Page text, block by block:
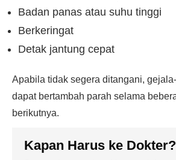
Badan panas atau suhu tinggi
Berkeringat
Detak jantung cepat
Apabila tidak segera ditangani,
dapat bertambah parah selama
berikutnya.
Kapan Harus ke Dokter?